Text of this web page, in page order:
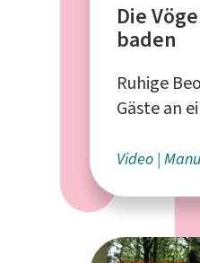
Die
baden
Ruhige
Gäste an
Video